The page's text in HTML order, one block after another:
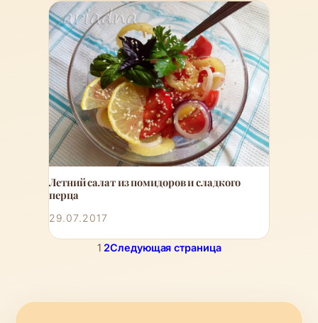
Летний салат из помидоров и сладкого
перца
29.07.2017
1 2Следующая страница